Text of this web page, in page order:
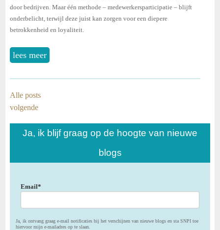
door bedrijven. Maar één methode – medewerkersparticipatie – blijft
onderbelicht, terwijl deze juist kan zorgen voor een diepere
betrokkenheid en loyaliteit.
lees meer
Alle posts
volgende
Ja, ik blijf graag op de hoogte van nieuwe
blogs
Email*
Ja, ik ontvang graag e-mail notificaties bij het verschijnen van nieuwe blogs en sta SNPI toe
hiervoor mijn e-mailadres op te slaan.